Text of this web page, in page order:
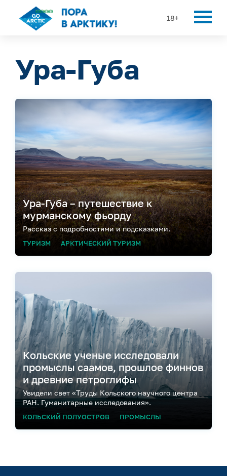
18+
Ура-Губа
Ура-Губа – путешествие к
мурманскому фьорду
Рассказ с подробностями и подсказками.
ТУРИЗМ АРКТИЧЕСКИЙ ТУРИЗМ
Кольские ученые исследовали
промыслы саамов, прошлое финнов
и древние петроглифы
Увидели свет «Труды Кольского научного центра
РАН. Гуманитарные исследования».
КОЛЬСКИЙ ПОЛУОСТРОВ ПРОМЫСЛЫ